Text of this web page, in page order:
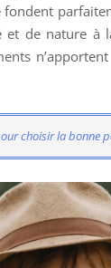
de nature à
choisir la bonne